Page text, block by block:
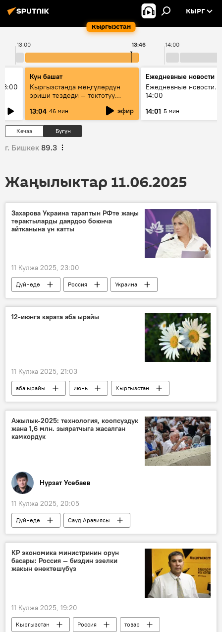
Кыргызстан
КЫРГ
13:00 14:00
13:46
Күн башат
Кыргызстанда мөңгүлөрдүн
эриши тездеди — токтотуу
13:04 46 мин эфир
Ежедневные новости
Ежедневные новости.
14:00
14:01 5 мин
Кечээ Бүгүн
г. Бишкек 89.3
Жаңылыктар 11.06.2025
Захарова Украина тараптын РФте жаңы
терактыларды даярдоо боюнча
айтканына үн катты
11 Кулжа 2025, 23:00
Дүйнөдө Россия
Украина
Мария Захарова
террорчулук
12-июнга карата аба ырайы
11 Кулжа 2025, 21:03
аба ырайы июнь Кыргызстан
Ажылык-2025: технология, коопсуздук
жана 1,6 млн. зыяратчыга жасалган
камкордук
Нурзат Усебаев
11 Кулжа 2025, 20:05
Дүйнөдө
Сауд Аравиясы
ажылык сапар
Мекке
Медина
зыяратчы
сапар
камкордук
шарт
КР экономика министринин орун
басары: Россия — биздин эзелки
жакын өнөктөшүбүз
11 Кулжа 2025, 19:20
Кыргызстан Россия
товар